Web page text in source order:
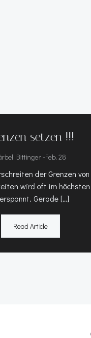
setzen !!!
Bittinger -Feb. 28
der Grenzen von
wird oft im
Gerade […]
Read Article